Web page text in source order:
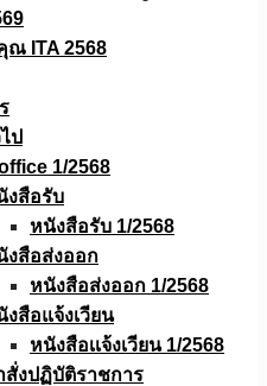
ณ ITA 2568
ป
1/2568
งสือรับ
หนังสือรับ 1/2568
งสือส่งออก
หนังสือส่งออก 1/2568
งสือแจ้งเวียน
หนังสือเเจ้งเวียน 1/2568
สั่งปฏิบัติราชการ